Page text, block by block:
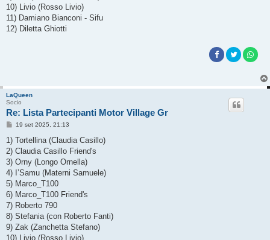
10) Livio (Rosso Livio)
11) Damiano Bianconi - Sifu
12) Diletta Ghiotti
LaQueen
Socio
Re: Lista Partecipanti Motor Village Gr
M
s
a
g
o
19 set 2025, 21:13
1) Tortellina (Claudia Casillo)
2) Claudia Casillo Friend's
3) Orny (Longo Ornella)
4) I’Samu (Materni Samuele)
5) Marco_T100
6) Marco_T100 Friend's
7) Roberto 790
8) Stefania (con Roberto Fanti)
9) Zak (Zanchetta Stefano)
10) Livio (Rosso Livio)